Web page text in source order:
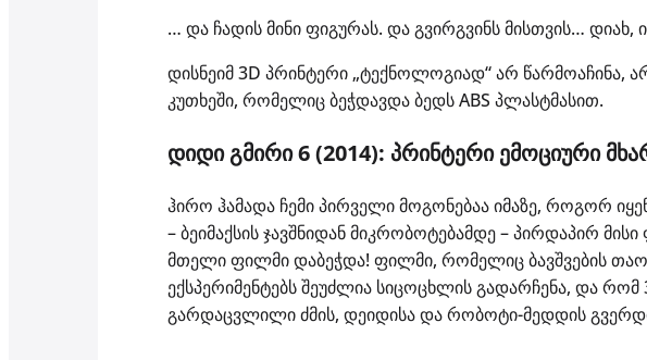
… და ჩადის მინი ფიგურას. და გვირგვინს მისთვის…
დისნეიმ 3D პრინტერი „ტექნოლოგიად“ არ წარმოაჩინა,
კუთხეში, რომელიც ბეჭდავდა ბედს ABS პლასტმასით.
დიდი გმირი 6 (2014): პრინტერი ემოციური
ჰირო ჰამადა ჩემი პირველი მოგონებაა იმაზე, როგორ
– ბეიმაქსის ჯავშნიდან მიკრობოტებამდე – პირდაპირ
მთელი ფილმი დაბეჭდა! ფილმი, რომელიც ბავშვების
ექსპერიმენტებს შეუძლია სიცოცხლის გადარჩენა, და
გარდაცვლილი ძმის, დეიდისა და რობოტი-მედდის